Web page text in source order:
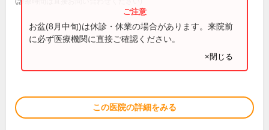
お盆(8月中旬)は休診・休業の場合があります。来院前
に必ず医療機関に直接ご確認ください。
×閉じる
この医院の詳細をみる